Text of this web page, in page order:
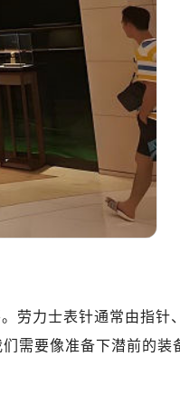
提前预约）
提前预约）
提前预约）
预约）
）
）
）
约）
劳力士表针通常由指针、
需要像准备下潜前的装